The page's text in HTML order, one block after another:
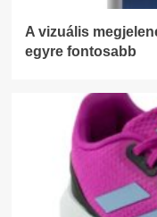
A vizuális
egyre fontosabb